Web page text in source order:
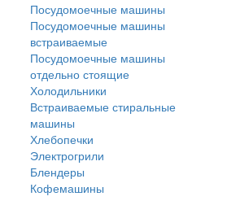
Посудомоечные машины
Посудомоечные машины
встраиваемые
Посудомоечные машины
отдельно стоящие
Холодильники
Встраиваемые стиральные
машины
Хлебопечки
Электрогрили
Блендеры
Кофемашины